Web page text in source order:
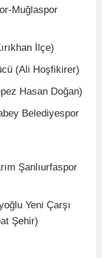
Muğlaspor
İlçe)
(Ali Hoşfikirer)
Hasan Doğan)
Belediyespor
Şanlıurfaspor
Yeni Çarşı
Şehir)